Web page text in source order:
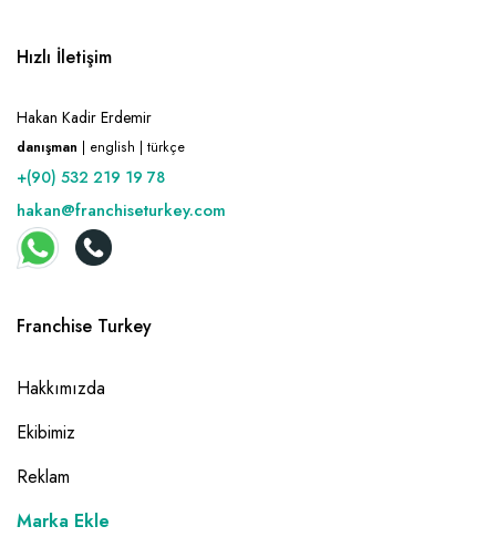
Hızlı İletişim
Hakan Kadir Erdemir
danışman | english | türkçe
+(90) 532 219 19 78
hakan@franchiseturkey.com
Franchise Turkey
Hakkımızda
Ekibimiz
Reklam
Marka Ekle